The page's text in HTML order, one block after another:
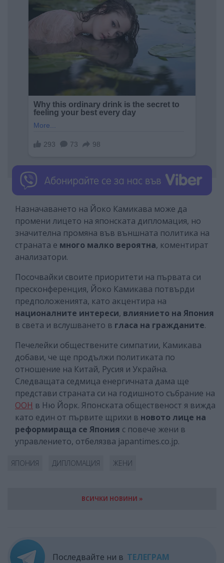
Назначаването на Йоко Камикава може да
промени лицето на японската дипломация, но
значителна промяна във външната политика на
страната е много малко вероятна, коментират
анализатори.
Посочвайки своите приоритети на първата си
пресконференция, Йоко Камикава потвърди
предположенията, като акцентира на
националните интереси, влиянието на Япония
в света и вслушването в гласа на гражданите.
Печелейки обществените симпатии, Камикава
добави, че ще продължи политиката по
отношение на Китай, Русия и Украйна.
Следващата седмица енергичната дама ще
представи страната си на годишното събрание на
ООН в Ню Йорк. Японската общественост я вижда
като един от първите щрихи в новото лице на
реформираща се Япония с повече жени в
управлението, отбелязва japantimes.co.jp.
ЯПОНИЯ ДИПЛОМАЦИЯ ЖЕНИ
ВСИЧКИ НОВИНИ »
Последвайте ни в ТЕЛЕГРАМ